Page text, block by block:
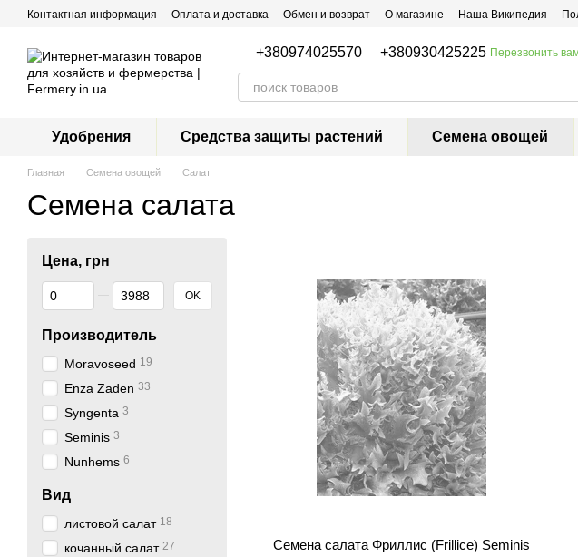
Перейти к основному контенту
Контактная информация Оплата и доставка Обмен и возврат О магазине Наша Википедия
+380974025570 +380930425225 Перезвонить
Удобрения Средства защиты растений Семена овощей
Главная Семена овощей Салат
Семена салата
Семена салата Фриллис (Frillice) Seminis
Цена, грн
От Цена, грн
До Цена, грн OK
Производитель
Moravoseed 19
Enza Zaden 33
Syngenta 3
Seminis 3
Nunhems 6
Вид
листовой салат 18
кочанный салат 27